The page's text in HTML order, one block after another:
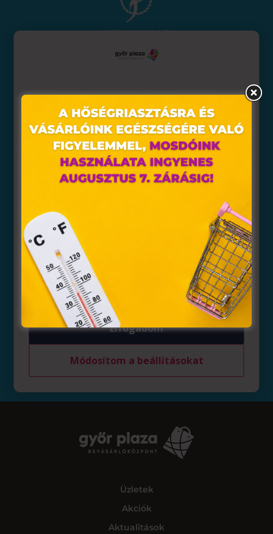
NYERTESE:
Boros János
A szerencsés nyertesekkel e-mailben vesszük fel a
kapcsolatot a nyereményátvétel részleteveivel
kapcsolatban.
Üzletek
Akciók
Aktualitások
Weboldalunkon „cookie"-kat (továbbiakban „süti")
alkalmazunk. Ezek olyan fájlok, melyek információt
tárolnak webes böngészőjében. Ehhez az Ön
hozzájárulása szükséges.
A „sütiket" az elektronikus hírközlésről szóló 2003. évi C.
törvény, az elektronikus kereskedelmi szolgáltatások, az
információs társadalommal összefüggő szolgáltatások
egyes kérdéseiről szóló 2001. évi CVIII. törvény, valamint
az Európai Unió előírásainak megfelelően használjuk.
Azon weblapoknak, melyek az Európai Unió országain
belül működnek, a „sütik" használatához, és ezeknek a
felhasználó számítógépén vagy egyéb eszközén történő
tárolásához a felhasználók hozzájárulását kell kérniük.
Elfogadom
Módosítom a beállításokat